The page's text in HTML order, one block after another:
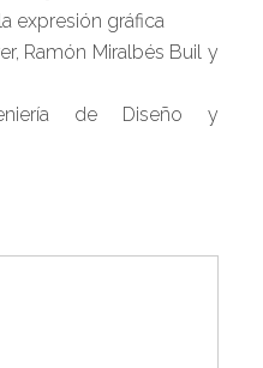
expresión gráfica
Ramón Miralbés Buil y
de Diseño y